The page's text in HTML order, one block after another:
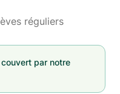
réguliers
par notre